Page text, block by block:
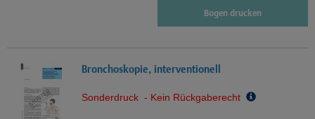
Bogen drucken
Bronchoskopie, interventionell
Sonderdruck - Kein Rückgaberecht